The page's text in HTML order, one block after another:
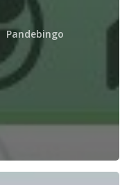
Pandebingo